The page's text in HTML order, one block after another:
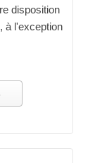
disposition
à l'exception